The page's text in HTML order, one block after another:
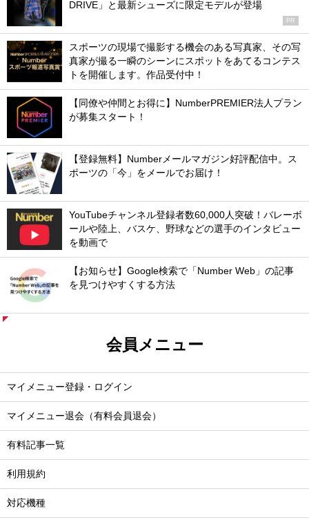
DRIVE」と最新シューズに限定モデルが登場
PR
スポーツの現場で撮影する機会のある写真家、その写
真家が撮る一瞬のシーンにスポットをあてるコンテス
トを開催します。作品受付中！
【同僚や仲間とお得に】NumberPREMIER法人プラン
が募集スタート！
【登録無料】Numberメールマガジン好評配信中。ス
ポーツの「今」をメールでお届け！
YouTubeチャンネル登録者数60,000人突破！バレーボ
ールや陸上、バスケ、野球などの選手のインタビュー
を動画で
【お知らせ】Google検索で「Number Web」の記事
を見つけやすくする方法
会員メニュー
マイメニュー登録・ログイン
マイメニュー退会（有料会員退会）
有料記事一覧
利用規約
対応機種